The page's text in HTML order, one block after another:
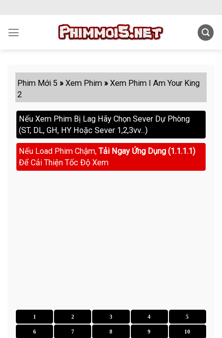
content
Phim Mới 5 »Xem Phim »Xem Phim I Am Your King
2
Nếu Xem Phim Bị Lag Hãy Chọn Sever Dự Phòng
(ST, DL, GH, HY Hoặc Sever 1,2,3vv...)
Nếu Load Phim Chậm, Tải Ngay Ứng Dụng (1.1.1.1)
Để Cải Thiện Tốc Độ Xem
1 2 3 4 5
6 7 8 9 10